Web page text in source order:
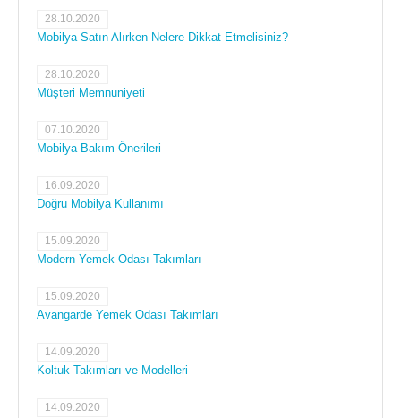
28.10.2020
Mobilya Satın Alırken Nelere Dikkat Etmelisiniz?
28.10.2020
Müşteri Memnuniyeti
07.10.2020
Mobilya Bakım Önerileri
16.09.2020
Doğru Mobilya Kullanımı
15.09.2020
Modern Yemek Odası Takımları
15.09.2020
Avangarde Yemek Odası Takımları
14.09.2020
Koltuk Takımları ve Modelleri
14.09.2020